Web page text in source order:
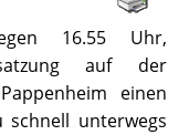
16.55 Uhr,
auf der
einen
schnell unterwegs